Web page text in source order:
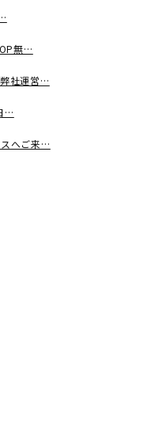
無…
社運営…
…
へご来…